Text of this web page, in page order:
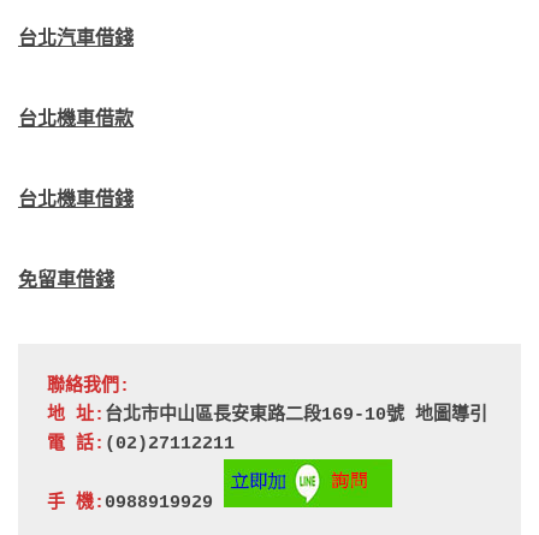
台北汽車借錢
台北機車借款
台北機車借錢
免留車借錢
聯絡我們:
地 址: 台北市中山區長安東路二段169-10號 地圖導引
電 話: (02)27112211
手 機: 0988919929